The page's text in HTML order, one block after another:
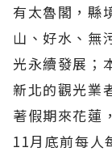
有太魯閣，縣
山、好水、無
光永續發展；
新北的觀光業
著假期來花蓮
11月底前每人